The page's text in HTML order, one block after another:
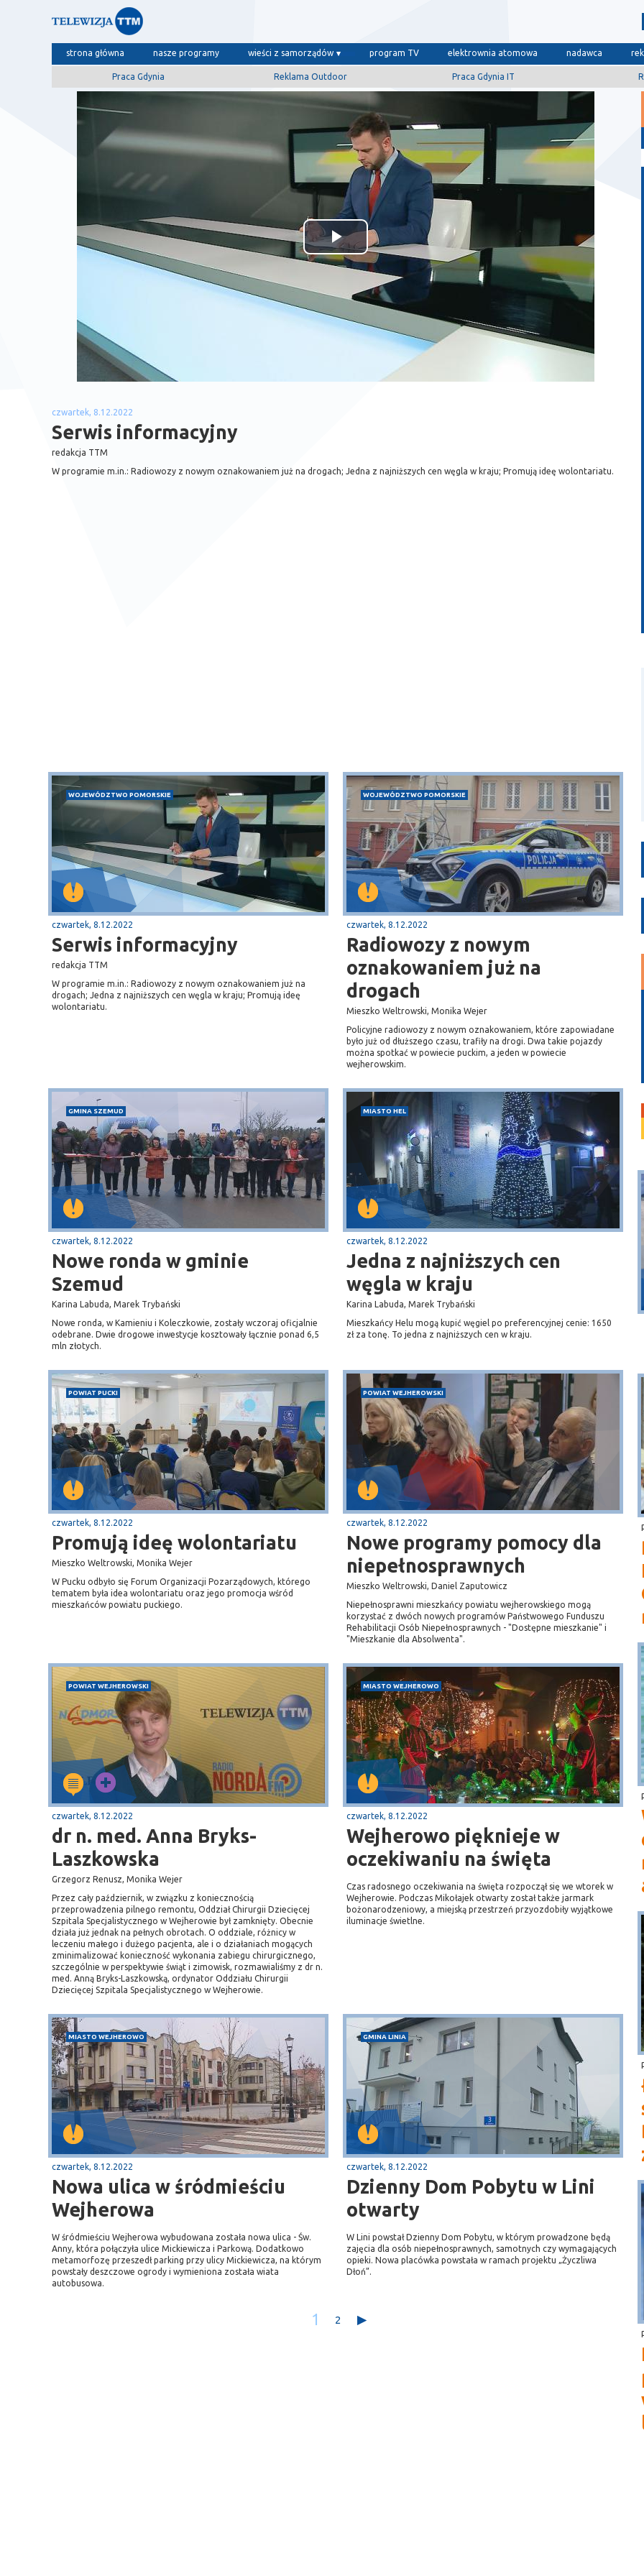
strona główna nasze programy wieści z samorządów program TV elektrownia atomowa nadawca
Praca Gdynia Reklama Outdoor Praca Gdynia IT
Odtwórz
wideo
czwartek, 8.12.2022
Serwis informacyjny
redakcja TTM
W programie m.in.: Radiowozy z nowym oznakowaniem już na drogach; Jedna z najniższych cen węgla w kraju; Promują ideę wolontariatu.
WOJEWÓDZTWO POMORSKIE
czwartek, 8.12.2022
Serwis informacyjny
redakcja TTM
W programie m.in.: Radiowozy z nowym oznakowaniem już na
drogach; Jedna z najniższych cen węgla w kraju; Promują ideę
wolontariatu.
WOJEWÓDZTWO POMORSKIE
czwartek, 8.12.2022
Radiowozy z nowym
oznakowaniem już na
drogach
Mieszko Weltrowski, Monika Wejer
Policyjne radiowozy z nowym oznakowaniem, które zapowiadane
było już od dłuższego czasu, trafiły na drogi. Dwa takie pojazdy
można spotkać w powiecie puckim, a jeden w powiecie
wejherowskim.
GMINA SZEMUD
czwartek, 8.12.2022
Nowe ronda w gminie
Szemud
Karina Labuda, Marek Trybański
Nowe ronda, w Kamieniu i Koleczkowie, zostały wczoraj oficjalnie
odebrane. Dwie drogowe inwestycje kosztowały łącznie ponad 6,5
mln złotych.
MIASTO HEL
czwartek, 8.12.2022
Jedna z najniższych cen
węgla w kraju
Karina Labuda, Marek Trybański
Mieszkańcy Helu mogą kupić węgiel po preferencyjnej cenie: 1650
zł za tonę. To jedna z najniższych cen w kraju.
POWIAT PUCKI
czwartek, 8.12.2022
Promują ideę wolontariatu
Mieszko Weltrowski, Monika Wejer
W Pucku odbyło się Forum Organizacji Pozarządowych, którego
tematem była idea wolontariatu oraz jego promocja wśród
mieszkańców powiatu puckiego.
POWIAT WEJHEROWSKI
czwartek, 8.12.2022
Nowe programy pomocy dla
niepełnosprawnych
Mieszko Weltrowski, Daniel Zaputowicz
Niepełnosprawni mieszkańcy powiatu wejherowskiego mogą
korzystać z dwóch nowych programów Państwowego Funduszu
Rehabilitacji Osób Niepełnosprawnych - "Dostępne mieszkanie" i
"Mieszkanie dla Absolwenta".
POWIAT WEJHEROWSKI
czwartek, 8.12.2022
dr n. med. Anna Bryks-
Laszkowska
Grzegorz Renusz, Monika Wejer
Przez cały październik, w związku z koniecznością
przeprowadzenia pilnego remontu, Oddział Chirurgii Dziecięcej
Szpitala Specjalistycznego w Wejherowie był zamknięty. Obecnie
działa już jednak na pełnych obrotach. O oddziale, różnicy w
leczeniu małego i dużego pacjenta, ale i o działaniach mogących
zminimalizować konieczność wykonania zabiegu chirurgicznego,
szczególnie w perspektywie świąt i zimowisk, rozmawialiśmy z dr n.
med. Anną Bryks-Laszkowską, ordynator Oddziału Chirurgii
Dziecięcej Szpitala Specjalistycznego w Wejherowie.
MIASTO WEJHEROWO
czwartek, 8.12.2022
Wejherowo pięknieje w
oczekiwaniu na święta
Czas radosnego oczekiwania na święta rozpoczął się we wtorek w
Wejherowie. Podczas Mikołajek otwarty został także jarmark
bożonarodzeniowy, a miejską przestrzeń przyozdobiły wyjątkowe
iluminacje świetlne.
MIASTO WEJHEROWO
czwartek, 8.12.2022
Nowa ulica w śródmieściu
Wejherowa
W śródmieściu Wejherowa wybudowana została nowa ulica - Św.
Anny, która połączyła ulice Mickiewicza i Parkową. Dodatkowo
metamorfozę przeszedł parking przy ulicy Mickiewicza, na którym
powstały deszczowe ogrody i wymieniona została wiata
autobusowa.
GMINA LINIA
czwartek, 8.12.2022
Dzienny Dom Pobytu w Lini
otwarty
W Lini powstał Dzienny Dom Pobytu, w którym prowadzone będą
zajęcia dla osób niepełnosprawnych, samotnych czy wymagających
opieki. Nowa placówka powstała w ramach projektu „Życzliwa
Dłoń”.
1 2
Sopot Puck
Przystań, molo